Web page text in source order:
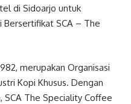
di Sidoarjo untuk
Bersertifikat SCA – The
merupakan Organisasi
Kopi Khusus. Dengan
The Speciality Coffee